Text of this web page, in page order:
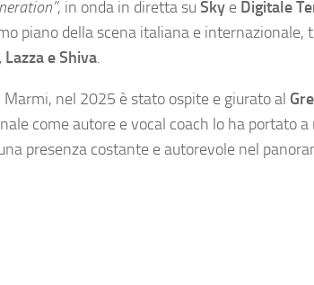
, in onda in diretta su Sky e Digitale
piano della scena italiana e internazionale,
e Shiva.
Marmi, nel 2025 è stato ospite e giurato al
come autore e vocal coach lo ha portato
presenza costante e autorevole nel